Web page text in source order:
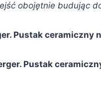
obojętnie budując
Pustak ceramiczny
Pustak